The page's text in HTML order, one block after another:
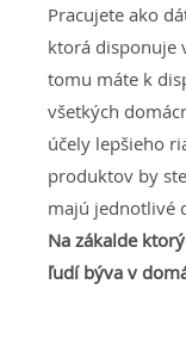
Pracujete ako
ktorá disponuje
tomu máte k
všetkých
účely lepšieho
produktov by
majú jednotlivé
Na zákalde
ľudí býva v